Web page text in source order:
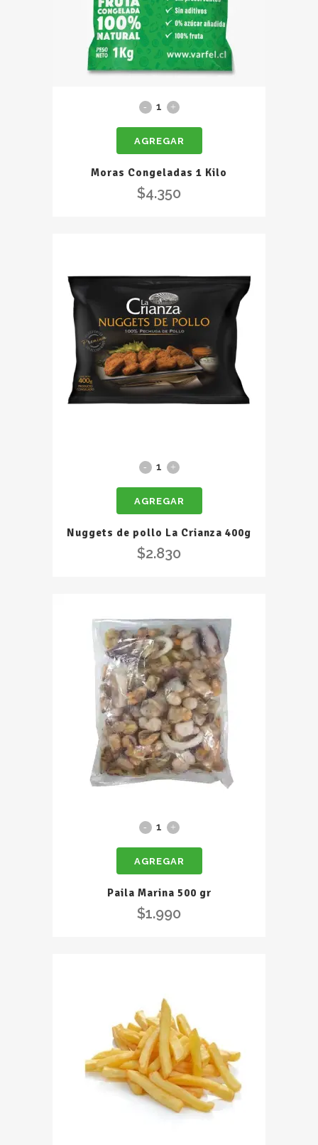
Moras
1
quantity
AGREGAR
Moras Congeladas 1 Kilo
$4.350
Nuggets
pollo
Crianza
400g
AGREGAR
Nuggets de pollo La Crianza 400g
$2.830
Paila
500
quantity
AGREGAR
Paila Marina 500 gr
$1.990